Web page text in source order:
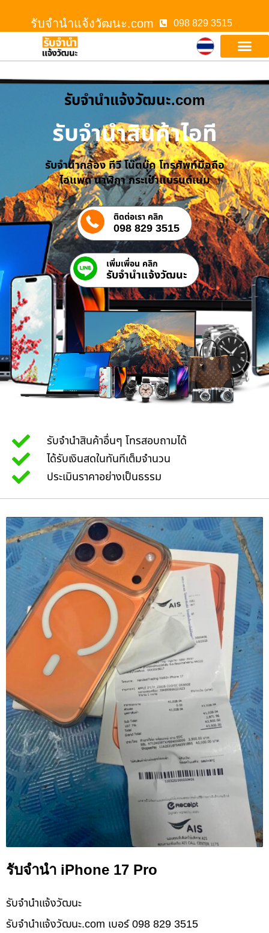
รับจํานําแจ้งวัฒนะ.com 098 829 3515
รับจํานําแจ้งวัฒนะ.com
รับจำนำสินค้าไอที
รับจำนำกล้อง ทีวี โน๊ตบุ๊ค โทรศัพท์มือถือ
ไอแพด นาฬิกา กระเป๋าแบรนด์เนม
ติดต่อเรา คลิก
098 829 3515
เพิ่มเพื่อน คลิก
รับจํานําแจ้งวัฒนะ
รับจำนำสินค้าอื่นๆ โทรสอบถามได้
ได้รับเงินสดในทันทีเต็มจำนวน
ประเมินราคาอย่างเป็นธรรม
รับจำนำ iPhone 17 Pro
รับจํานําแจ้งวัฒนะ
รับจํานําแจ้งวัฒนะ.com เบอร์ 098 829 3515